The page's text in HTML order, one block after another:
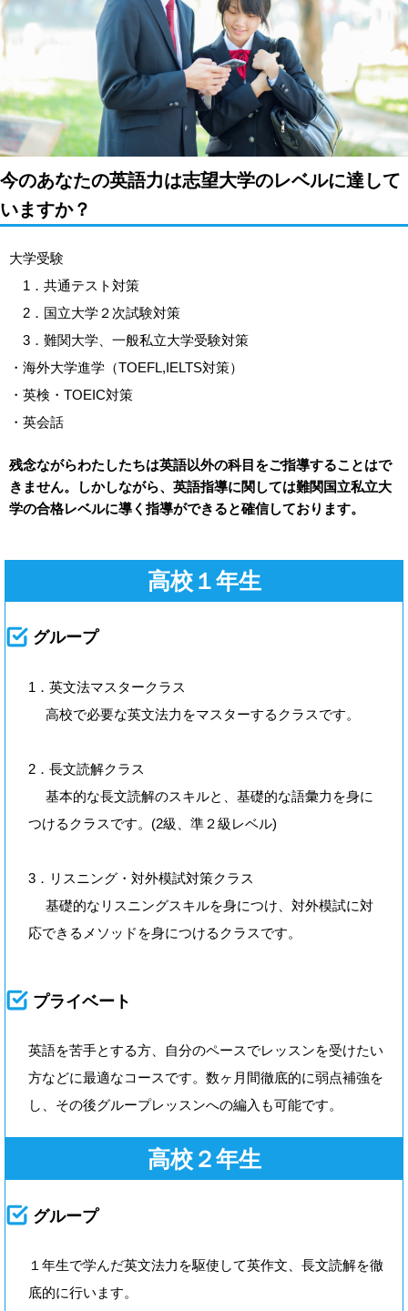
今のあなたの英語力は志望大学のレベルに達して
いますか？
大学受験
1．共通テスト対策
2．国立大学２次試験対策
3．難関大学、一般私立大学受験対策
・海外大学進学（TOEFL,IELTS対策）
・英検・TOEIC対策
・英会話
残念ながらわたしたちは英語以外の科目をご指導することはで
きません。しかしながら、英語指導に関しては難関国立私立大
学の合格レベルに導く指導ができると確信しております。
高校１年生
グループ
1．英文法マスタークラス
高校で必要な英文法力をマスターするクラスです。
2．長文読解クラス
基本的な長文読解のスキルと、基礎的な語彙力を身に
つけるクラスです。(2級、準２級レベル)
3．リスニング・対外模試対策クラス
基礎的なリスニングスキルを身につけ、対外模試に対
応できるメソッドを身につけるクラスです。
プライベート
英語を苦手とする方、自分のペースでレッスンを受けたい
方などに最適なコースです。数ヶ月間徹底的に弱点補強を
し、その後グループレッスンへの編入も可能です。
高校２年生
グループ
１年生で学んだ英文法力を駆使して英作文、長文読解を徹
底的に行います。